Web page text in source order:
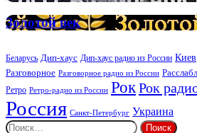
DEEP
Золотой
век
Золотой век
Беларусь Дип-хаус Дип-хаус радио из России Киев
Разговорное Разговорное радио из России
Ретро Ретро-радио из России РокРок
Россия Санкт-Петербург Украина
Найти: